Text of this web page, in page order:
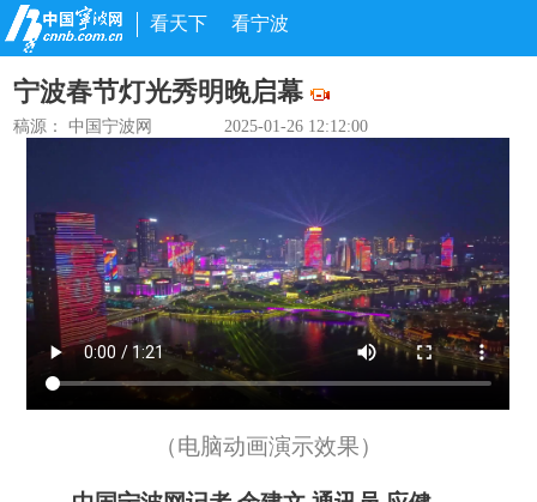
看天下 看宁波
宁波春节灯光秀明晚启幕
稿源： 中国宁波网 2025-01-26 12:12:00
（电脑动画演示效果）